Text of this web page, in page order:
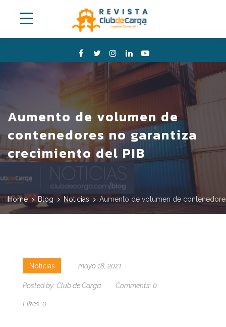
Aumento de volumen de
contenedores no garantiza
crecimiento del PIB
Home Blog Noticias Aumento de volumen de
Noticias mayo 18, 2021
Posted by: Club de Carga Comments: 0
Likes: 0